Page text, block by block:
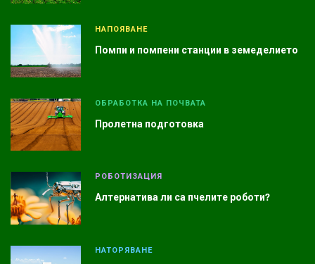
НАПОЯВАНЕ
Помпи и помпени станции в земеделието
ОБРАБОТКА НА ПОЧВАТА
Пролетна подготовка
РОБОТИЗАЦИЯ
Алтернатива ли са пчелите роботи?
НАТОРЯВАНЕ